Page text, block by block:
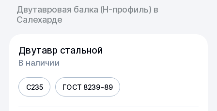
Двутавровая балка (Н-профиль) в
Салехарде
Двутавр стальной
В наличии
С235 ГОСТ 8239-89